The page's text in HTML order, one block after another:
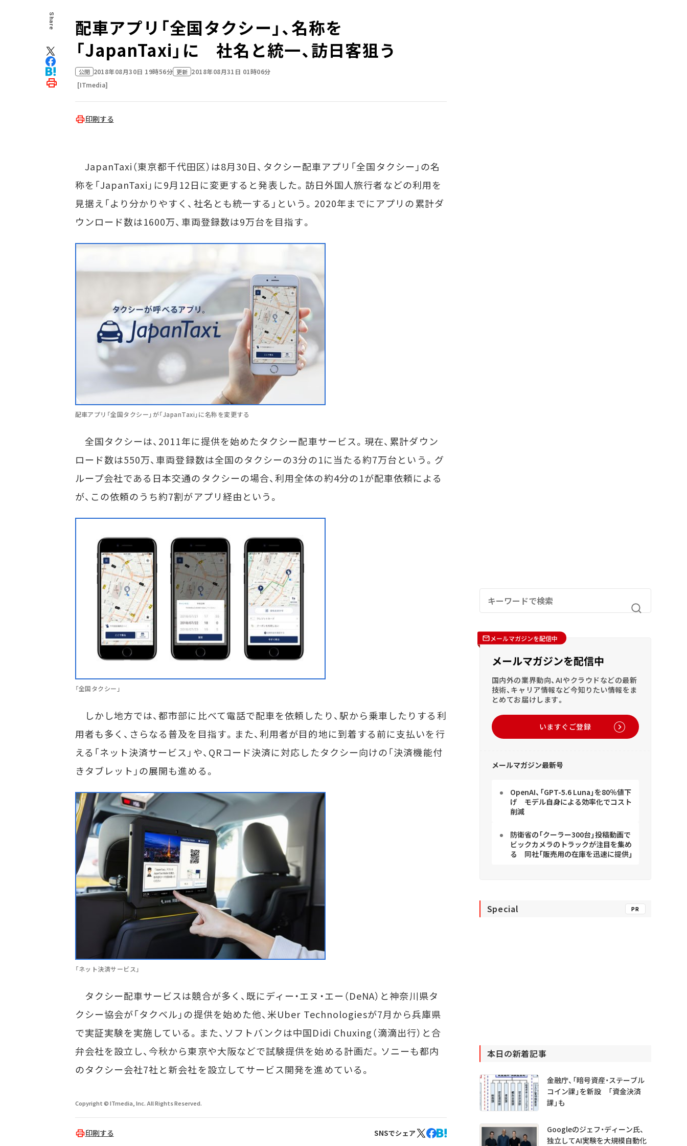
Share
配車アプリ「全国タクシー」、名称を
「JapanTaxi」に 社名と統一、訪日客狙う
公開 2018年08月30日 19時56分 更新 2018年08月31日 01時06分
[ITmedia]
印刷する
JapanTaxi（東京都千代田区）は8月30日、タクシー配車アプリ「全国タクシー」の名
称を「JapanTaxi」に9月12日に変更すると発表した。訪日外国人旅行者などの利用を
見据え「より分かりやすく、社名とも統一する」という。2020年までにアプリの累計ダ
ウンロード数は1600万、車両登録数は9万台を目指す。
配車アプリ「全国タクシー」が「JapanTaxi」に名称を変更する
全国タクシーは、2011年に提供を始めたタクシー配車サービス。現在、累計ダウン
ロード数は550万、車両登録数は全国のタクシーの3分の1に当たる約7万台という。グ
ループ会社である日本交通のタクシーの場合、利用全体の約4分の1が配車依頼による
が、この依頼のうち約7割がアプリ経由という。
「全国タクシー」
しかし地方では、都市部に比べて電話で配車を依頼したり、駅から乗車したりする利
用者も多く、さらなる普及を目指す。また、利用者が目的地に到着する前に支払いを行
える「ネット決済サービス」や、QRコード決済に対応したタクシー向けの「決済機能付
きタブレット」の展開も進める。
「ネット決済サービス」
タクシー配車サービスは競合が多く、既にディー・エヌ・エー（DeNA）と神奈川県タ
クシー協会が「タクベル」の提供を始めた他、米Uber Technologiesが7月から兵庫県
で実証実験を実施している。また、ソフトバンクは中国Didi Chuxing（滴滴出行）と合
弁会社を設立し、今秋から東京や大阪などで試験提供を始める計画だ。ソニーも都内
のタクシー会社7社と新会社を設立してサービス開発を進めている。
Copyright © ITmedia, Inc. All Rights Reserved.
印刷する SNSでシェア
メールマガジンを配信中
メールマガジンを配信中
国内外の業界動向、AIやクラウドなどの最新
技術、キャリア情報など今知りたい情報をま
とめてお届けします。
いますぐご登録
メールマガジン最新号
OpenAI、「GPT-5.6 Luna」を80％値下
げ モデル自身による効率化でコスト
削減
防衛省の「クーラー300台」投稿動画で
ビックカメラのトラックが注目を集め
る 同社「販売用の在庫を迅速に提供」
Special PR
本日の新着記事
金融庁、「暗号資産・ステーブル
コイン課」を新設 「資金決済
課」も
Googleのジェフ・ディーン氏、
独立してAI実験を大規模自動化